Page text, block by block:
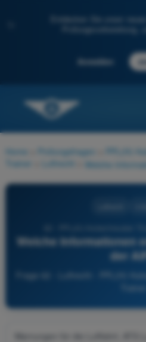
Entdecken Sie unser
Prüfungsvorbereitung,
Anmelden
Home Prüfungsfragen
PPL(H)
Trainer
Welche Informationen
der
Frage 62 - Luftrecht - PPL(H)